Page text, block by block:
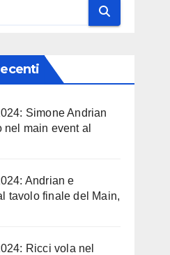
Simone Andrian
nel main event al
Andrian e
tavolo finale del Main,
Ricci vola nel